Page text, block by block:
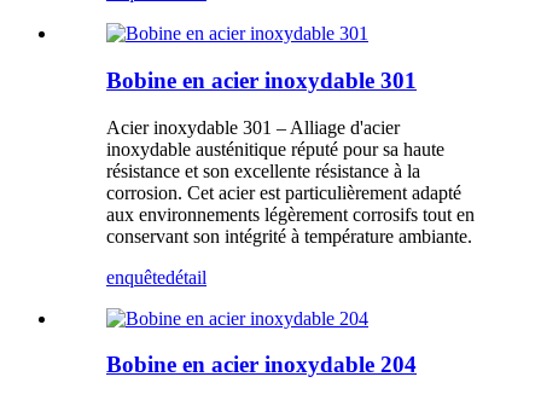
Bobine en acier inoxydable 301
Acier inoxydable 301 – Alliage d'acier
inoxydable austénitique réputé pour sa haute
résistance et son excellente résistance à la
corrosion. Cet acier est particulièrement adapté
aux environnements légèrement corrosifs tout en
conservant son intégrité à température ambiante.
enquêtedétail
Bobine en acier inoxydable 204